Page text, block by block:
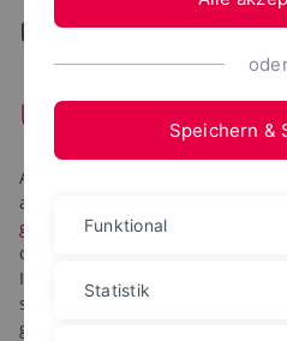
... Übersicht
Übersicht
Auf dieser Seite bieten wie Ihnen
ausgewählter Stipendien. Unsere
gibt es auch für mich
" soll
darüber geben, was ein
Informationen zu
sowie einen groben Überblick
geben.
Speichern &
Funktional
Statistik